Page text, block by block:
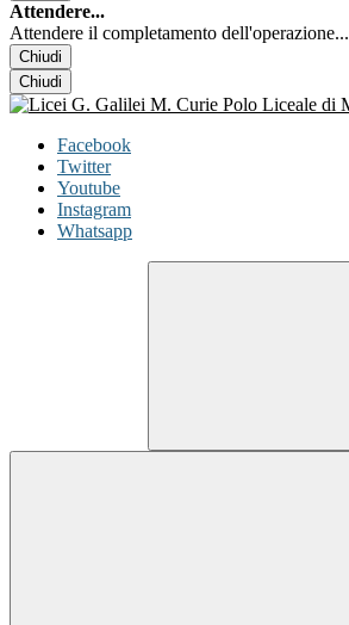
Attendere...
Attendere il completamento dell'operazione...
Chiudi
Chiudi
Facebook
Twitter
Youtube
Instagram
Whatsapp